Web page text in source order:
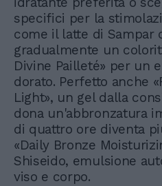
specifici per la
come il latte di Sampar
gradualmente un
Divine Pailleté» per un
dorato. Perfetto anche
Light», un gel dalla
dona un'abbronzatura
di quattro ore diventa
«Daily Bronze
Shiseido, emulsione
viso e corpo.